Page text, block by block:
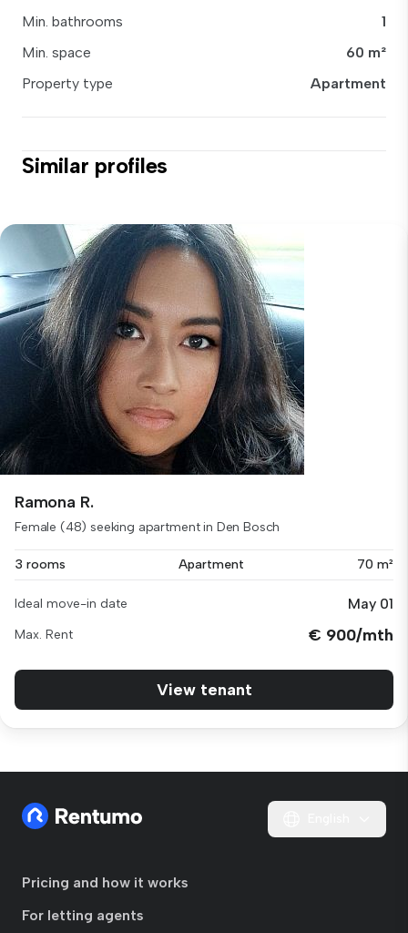
Min. bathrooms
1
Min. space
60 m²
Property type
Apartment
Similar profiles
Ramona R.
Female (48) seeking apartment in Den Bosch
3 rooms Apartment 70 m²
Ideal move-in date May 01
Max. Rent € 900/mth
View tenant
Pricing and how it works
For letting agents